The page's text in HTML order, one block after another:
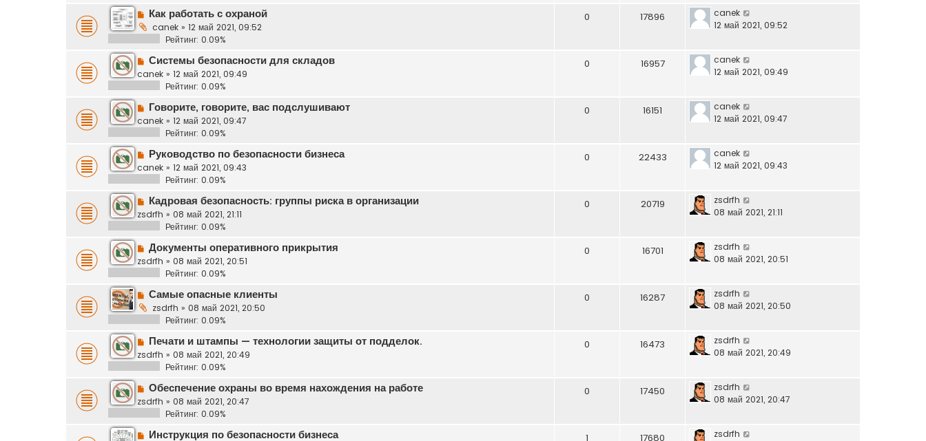
Как работать с охраной
canek » 12 май 2021, 09:52
Рейтинг: 0.09%
0 17896
canek
12 май 2021, 09:52
Системы безопасности для складов
canek » 12 май 2021, 09:49
Рейтинг: 0.09%
0 16957
canek
12 май 2021, 09:49
Говорите, говорите, вас подслушивают
canek » 12 май 2021, 09:47
Рейтинг: 0.09%
0 16151
canek
12 май 2021, 09:47
Руководство по безопасности бизнеса
canek » 12 май 2021, 09:43
Рейтинг: 0.09%
0 22433
canek
12 май 2021, 09:43
Кадровая безопасность: группы риска в организации
zsdrfh » 08 май 2021, 21:11
Рейтинг: 0.09%
0 20719
zsdrfh
08 май 2021, 21:11
Документы оперативного прикрытия
zsdrfh » 08 май 2021, 20:51
Рейтинг: 0.09%
0 16701
zsdrfh
08 май 2021, 20:51
Самые опасные клиенты
zsdrfh » 08 май 2021, 20:50
Рейтинг: 0.09%
0 16287
zsdrfh
08 май 2021, 20:50
Печати и штампы — технологии защиты от подделок.
zsdrfh » 08 май 2021, 20:49
Рейтинг: 0.09%
0 16473
zsdrfh
08 май 2021, 20:49
Обеспечение охраны во время нахождения на работе
zsdrfh » 08 май 2021, 20:47
Рейтинг: 0.09%
0 17450
zsdrfh
08 май 2021, 20:47
Инструкция по безопасности бизнеса 1 17680
zsdrfh